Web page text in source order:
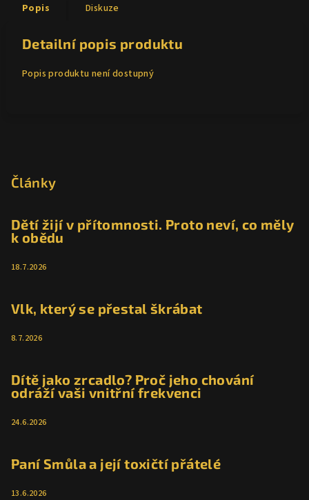
Popis Diskuze
Detailní popis produktu
Popis produktu není dostupný
Články
Dětí žijí v přítomnosti. Proto neví, co měly
k obědu
18.7.2026
Vlk, který se přestal škrábat
8.7.2026
Dítě jako zrcadlo? Proč jeho chování
odráží vaši vnitřní frekvenci
24.6.2026
Paní Smůla a její toxičtí přátelé
13.6.2026